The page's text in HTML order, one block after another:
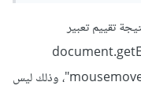
تقييم تعبير
Math.random() كدالة استجابة للحدث "mousemove"، وذلك ليس